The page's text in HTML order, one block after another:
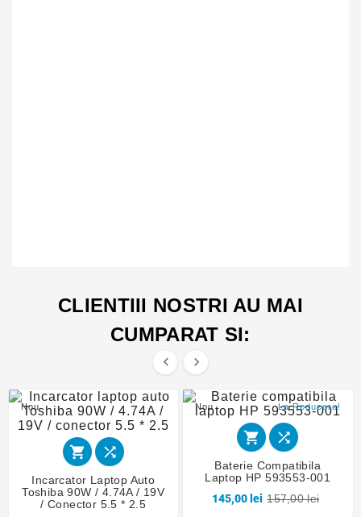
CLIENTIII NOSTRI AU MAI
CUMPARAT SI:
 
Nou
 
Incarcator Laptop Auto
Toshiba 90W / 4.74A / 19V
/ Conector 5.5 * 2.5
Nou La Reducere!
 
Baterie Compatibila
Laptop HP 593553-001
145,00 lei 157,00 lei